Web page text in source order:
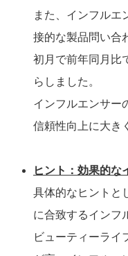
また、インフルエ
接的な製品問い合
初月で前年同月比
らしました。
インフルエンサー
信頼性向上に大き
ヒント：効果的な
具体的なヒントと
に合致するインフ
ビューティーライ